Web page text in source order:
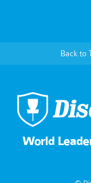
Back to
World